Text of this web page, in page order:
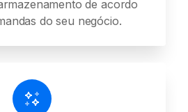
de acordo
do seu negócio.